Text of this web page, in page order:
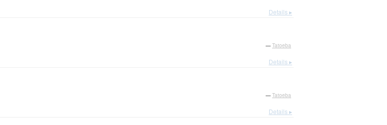
Details ▸
— Tatoeba
Details ▸
— Tatoeba
Details ▸